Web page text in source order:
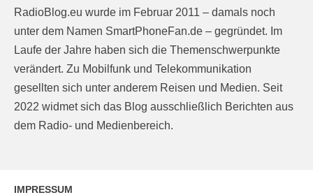
RadioBlog.eu wurde im Februar 2011 – damals noch
unter dem Namen SmartPhoneFan.de – gegründet. Im
Laufe der Jahre haben sich die Themenschwerpunkte
verändert. Zu Mobilfunk und Telekommunikation
gesellten sich unter anderem Reisen und Medien. Seit
2022 widmet sich das Blog ausschließlich Berichten aus
dem Radio- und Medienbereich.
IMPRESSUM